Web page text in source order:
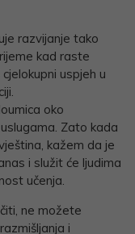
razvijanje tako
kad raste
uspjeh u
oko
Zato kada
kažem da je
i služit će ljudima
učenja.
ne možete
i